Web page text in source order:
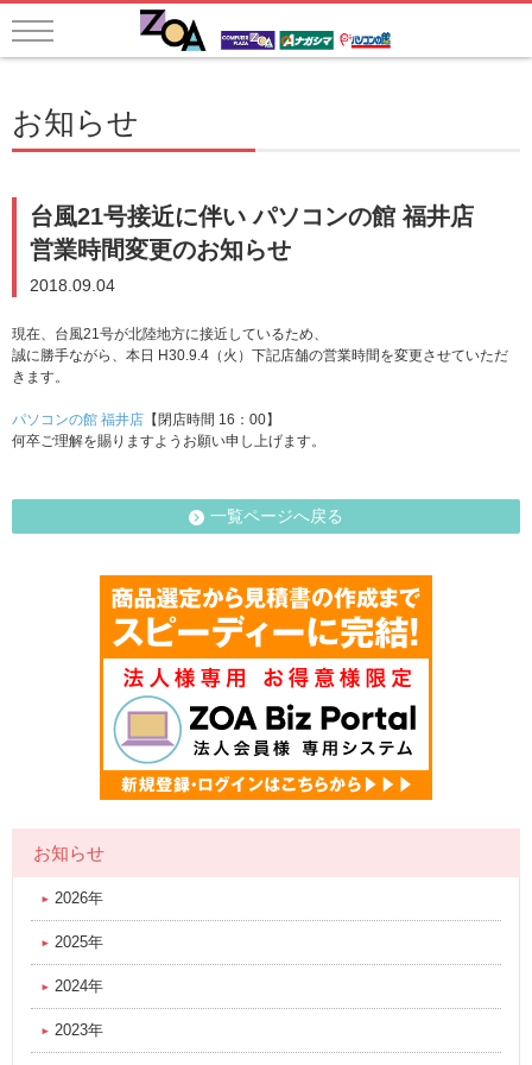
お知らせ
台風21号接近に伴い パソコンの館 福井店
営業時間変更のお知らせ
2018.09.04
現在、台風21号が北陸地方に接近しているため、
誠に勝手ながら、本日 H30.9.4（火）下記店舗の営業時間を変更させていただ
きます。
パソコンの館 福井店 【閉店時間 16：00】
何卒ご理解を賜りますようお願い申し上げます。
一覧ページへ戻る
お知らせ
2026年
2025年
2024年
2023年